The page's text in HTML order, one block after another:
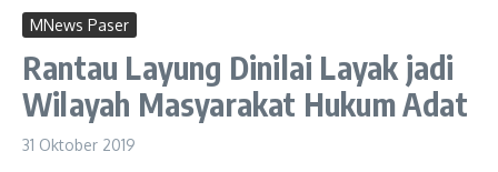
MNews Paser
Rantau Layung Dinilai Layak jadi
Wilayah Masyarakat Hukum Adat
31 Oktober 2019